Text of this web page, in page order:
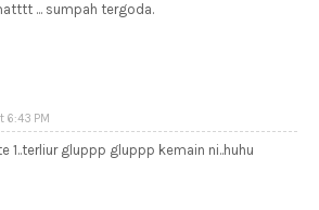
... sumpah tergoda.
6:43 PM
1..terliur gluppp gluppp kemain ni..huhu